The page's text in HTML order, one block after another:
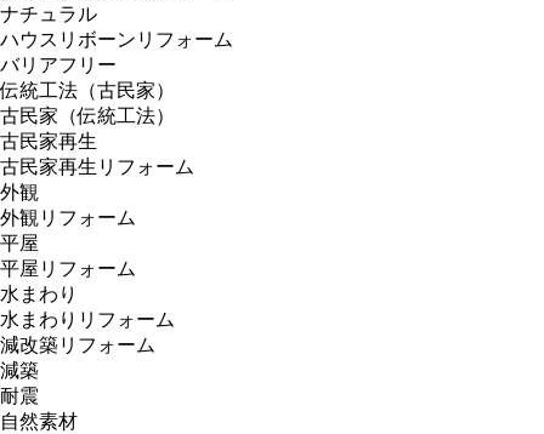
ナチュラル
ハウスリボーンリフォーム
バリアフリー
伝統工法（古民家）
古民家（伝統工法）
古民家再生
古民家再生リフォーム
外観
外観リフォーム
平屋
平屋リフォーム
水まわり
水まわりリフォーム
減改築リフォーム
減築
耐震
自然素材